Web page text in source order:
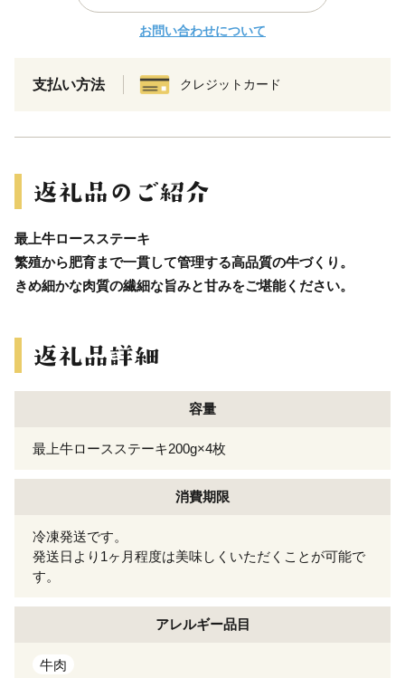
お問い合わせについて
支払い方法 クレジットカード
最上牛ロースステーキ
繁殖から肥育まで一貫して管理する高品質の牛づくり。
きめ細かな肉質の繊細な旨みと甘みをご堪能ください。
容量
最上牛ロースステーキ200g×4枚
消費期限
冷凍発送です。
発送日より1ヶ月程度は美味しくいただくことが可能で
す。
アレルギー品目
牛肉